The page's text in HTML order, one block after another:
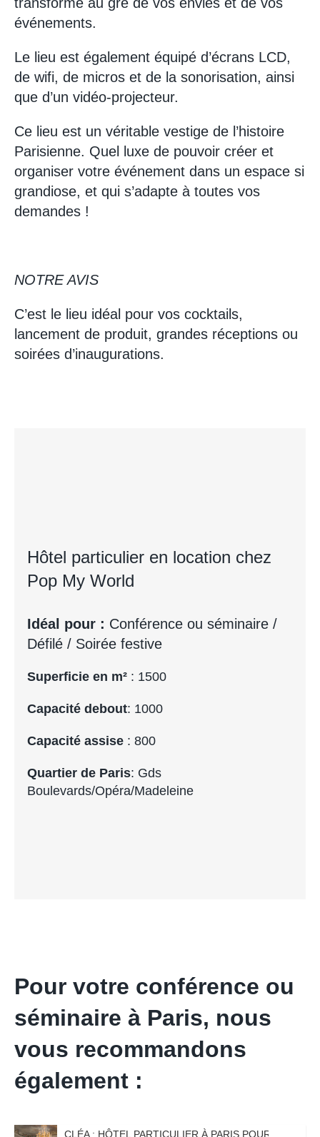
événements.
Le lieu est également équipé d’écrans LCD,
de wifi, de micros et de la sonorisation, ainsi
que d’un vidéo-projecteur.
Ce lieu est un véritable vestige de l’histoire
Parisienne. Quel luxe de pouvoir créer et
organiser votre événement dans un espace si
grandiose, et qui s’adapte à toutes vos
demandes !
NOTRE AVIS
C’est le lieu idéal pour vos cocktails,
lancement de produit, grandes réceptions ou
soirées d’inaugurations.
Hôtel particulier en location chez
Pop My World
Idéal pour : Conférence ou séminaire /
Défilé / Soirée festive
Superficie en m² : 1500
Capacité debout: 1000
Capacité assise : 800
Quartier de Paris: Gds
Boulevards/Opéra/Madeleine
Pour votre conférence ou
séminaire à Paris, nous
vous recommandons
également :
CLÉA : HÔTEL PARTICULIER À PARIS POUR